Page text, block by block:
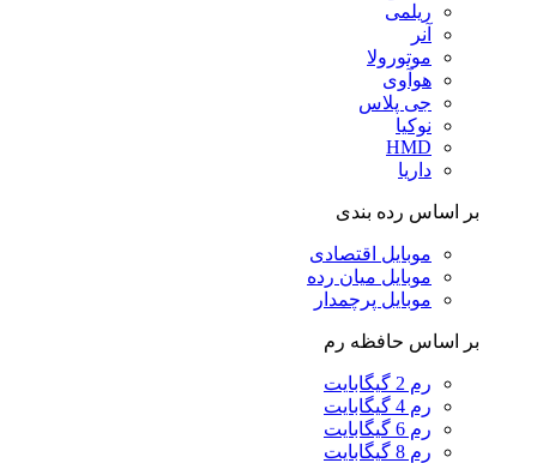
ریلمی
آنر
موتورولا
هوآوی
جی پلاس
نوکیا
HMD
داریا
بر اساس رده بندی
موبایل اقتصادی
موبایل میان رده
موبایل پرچمدار
بر اساس حافظه رم
رم 2 گیگابایت
رم 4 گیگابایت
رم 6 گیگابایت
رم 8 گیگابایت